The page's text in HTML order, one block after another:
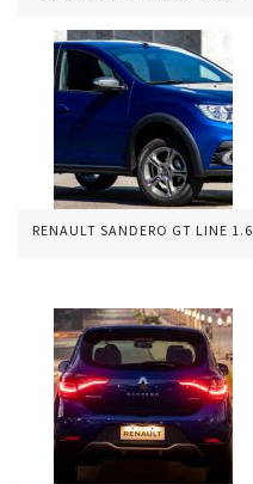
RENAULT SANDERO GT LINE 1.6